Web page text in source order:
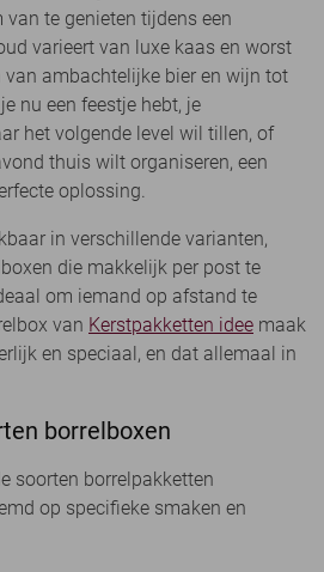
te genieten tijdens een
varieert van luxe kaas en worst
ambachtelijke bier en wijn tot
nu een feestje hebt, je
het volgende level wil tillen, of
thuis wilt organiseren, een
oplossing.
in verschillende varianten,
die makkelijk per post te
om iemand op afstand te
van Kerstpakketten idee maak
en speciaal, en dat allemaal in
borrelboxen
soorten borrelpakketten
op specifieke smaken en